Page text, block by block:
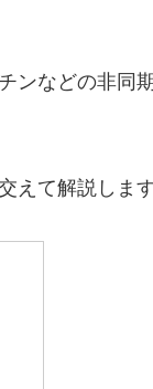
ンなどの非同
えて解説します